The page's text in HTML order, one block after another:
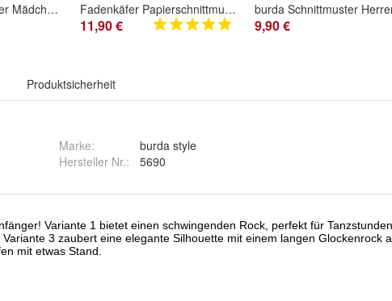
burda Schnittmuster Mädchen kurze Kleider #9198 Gr. 140-176 Fadenkäfer Papierschnittmuster Strickjacke BEA
11,90 € 9,90 €
Produktsicherheit
Marke:
burda style
Hersteller Nr.:
5690